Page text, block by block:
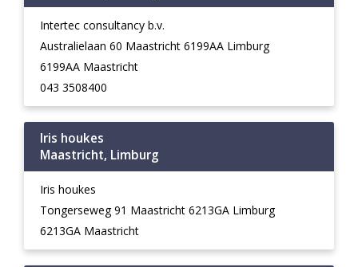
Intertec consultancy b.v.
Australielaan 60 Maastricht 6199AA Limburg
6199AA Maastricht
043 3508400
Iris houkes
Maastricht, Limburg
Iris houkes
Tongerseweg 91 Maastricht 6213GA Limburg
6213GA Maastricht